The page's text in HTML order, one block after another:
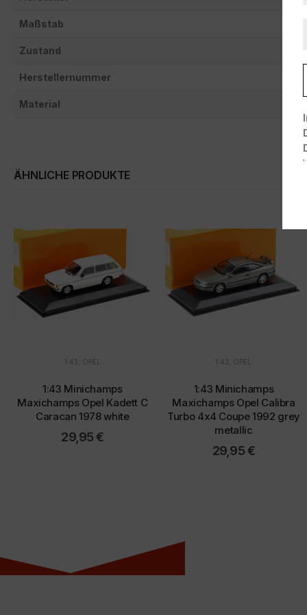
Maßstab
Zustand
Herstellernummer
Material
ÄHNLICHE PRODUKTE
1:43 OPEL
1:43 Minichamps
Maxichamps Opel Kadett C
Caracan 1978 white
29,95€
1:43 OPEL
1:43 Minichamps
Maxichamps Opel Calibra
Turbo 4x4 Coupe 1992 grey
metallic
29,95€